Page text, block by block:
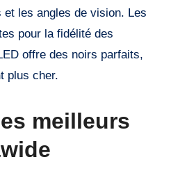
les angles de vision. Les
pour la fidélité des
offre des noirs parfaits,
plus cher.
meilleurs